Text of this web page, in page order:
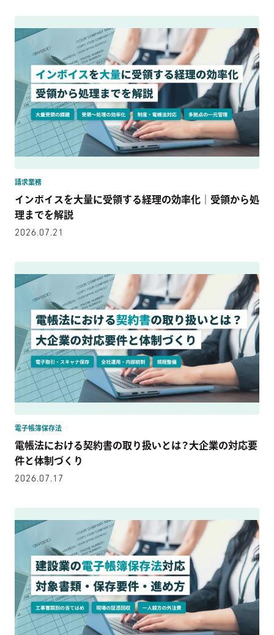
請求業務
インボイスを大量に受領する経理の効率化｜受領から処
理までを解説
2026.07.21
電子帳簿保存法
電帳法における契約書の取り扱いとは？大企業の対応要
件と体制づくり
2026.07.17